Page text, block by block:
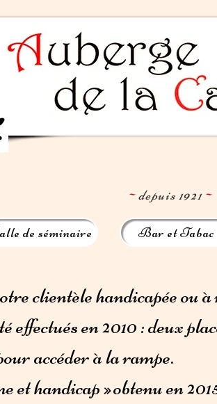
~depuis 1921~
de séminaire Bar et Tabac
clientèle handicapée ou
effectués en 2010 : deux
accéder à la rampe.
handicap » obtenu en